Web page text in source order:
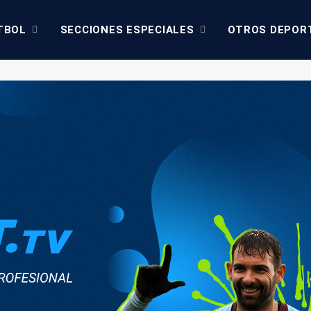
SECCIONES ESPECIALES OTROS